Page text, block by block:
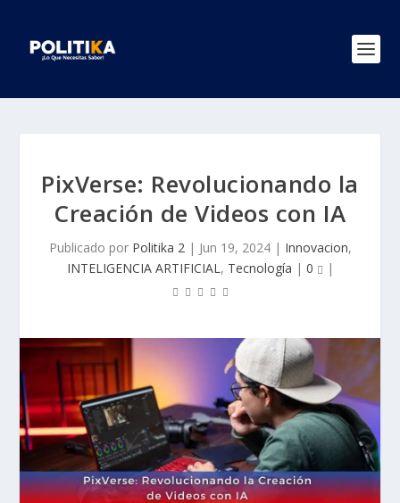
PixVerse: Revolucionando la
Creación de Videos con IA
Publicado por Politika 2| Jun 19, 2024| Innovacion,
INTELIGENCIA ARTIFICIAL, Tecnología | 0 |